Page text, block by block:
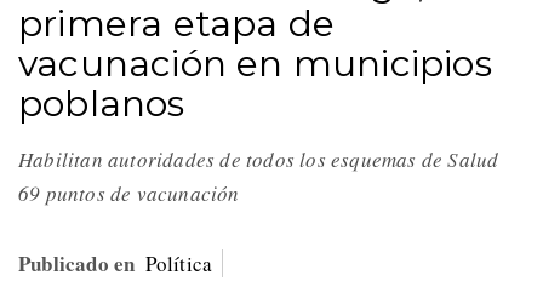
primera etapa de
vacunación en municipios
poblanos
Habilitan autoridades de todos los esquemas de Salud
69 puntos de vacunación
Publicado en Política